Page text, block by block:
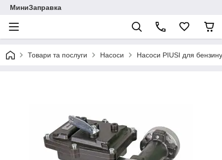
МиниЗаправка
Товари та послуги Насоси Насоси PIUSI для